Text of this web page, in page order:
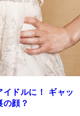
ドルに！ ギャッ
顔？